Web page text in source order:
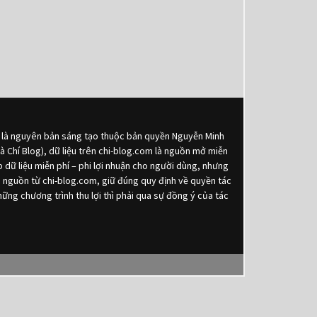
nguyên bản sáng tạo thuộc bản quyền Nguyễn Minh
Chí Blog), dữ liệu trên chi-blog.com là nguồn mở miễn
liệu miễn phí – phi lợi nhuận cho người dùng, nhưng
từ chi-blog.com, giữ đúng quy định về quyền tác
chương trình thu lợi thì phải qua sự đồng ý của tác